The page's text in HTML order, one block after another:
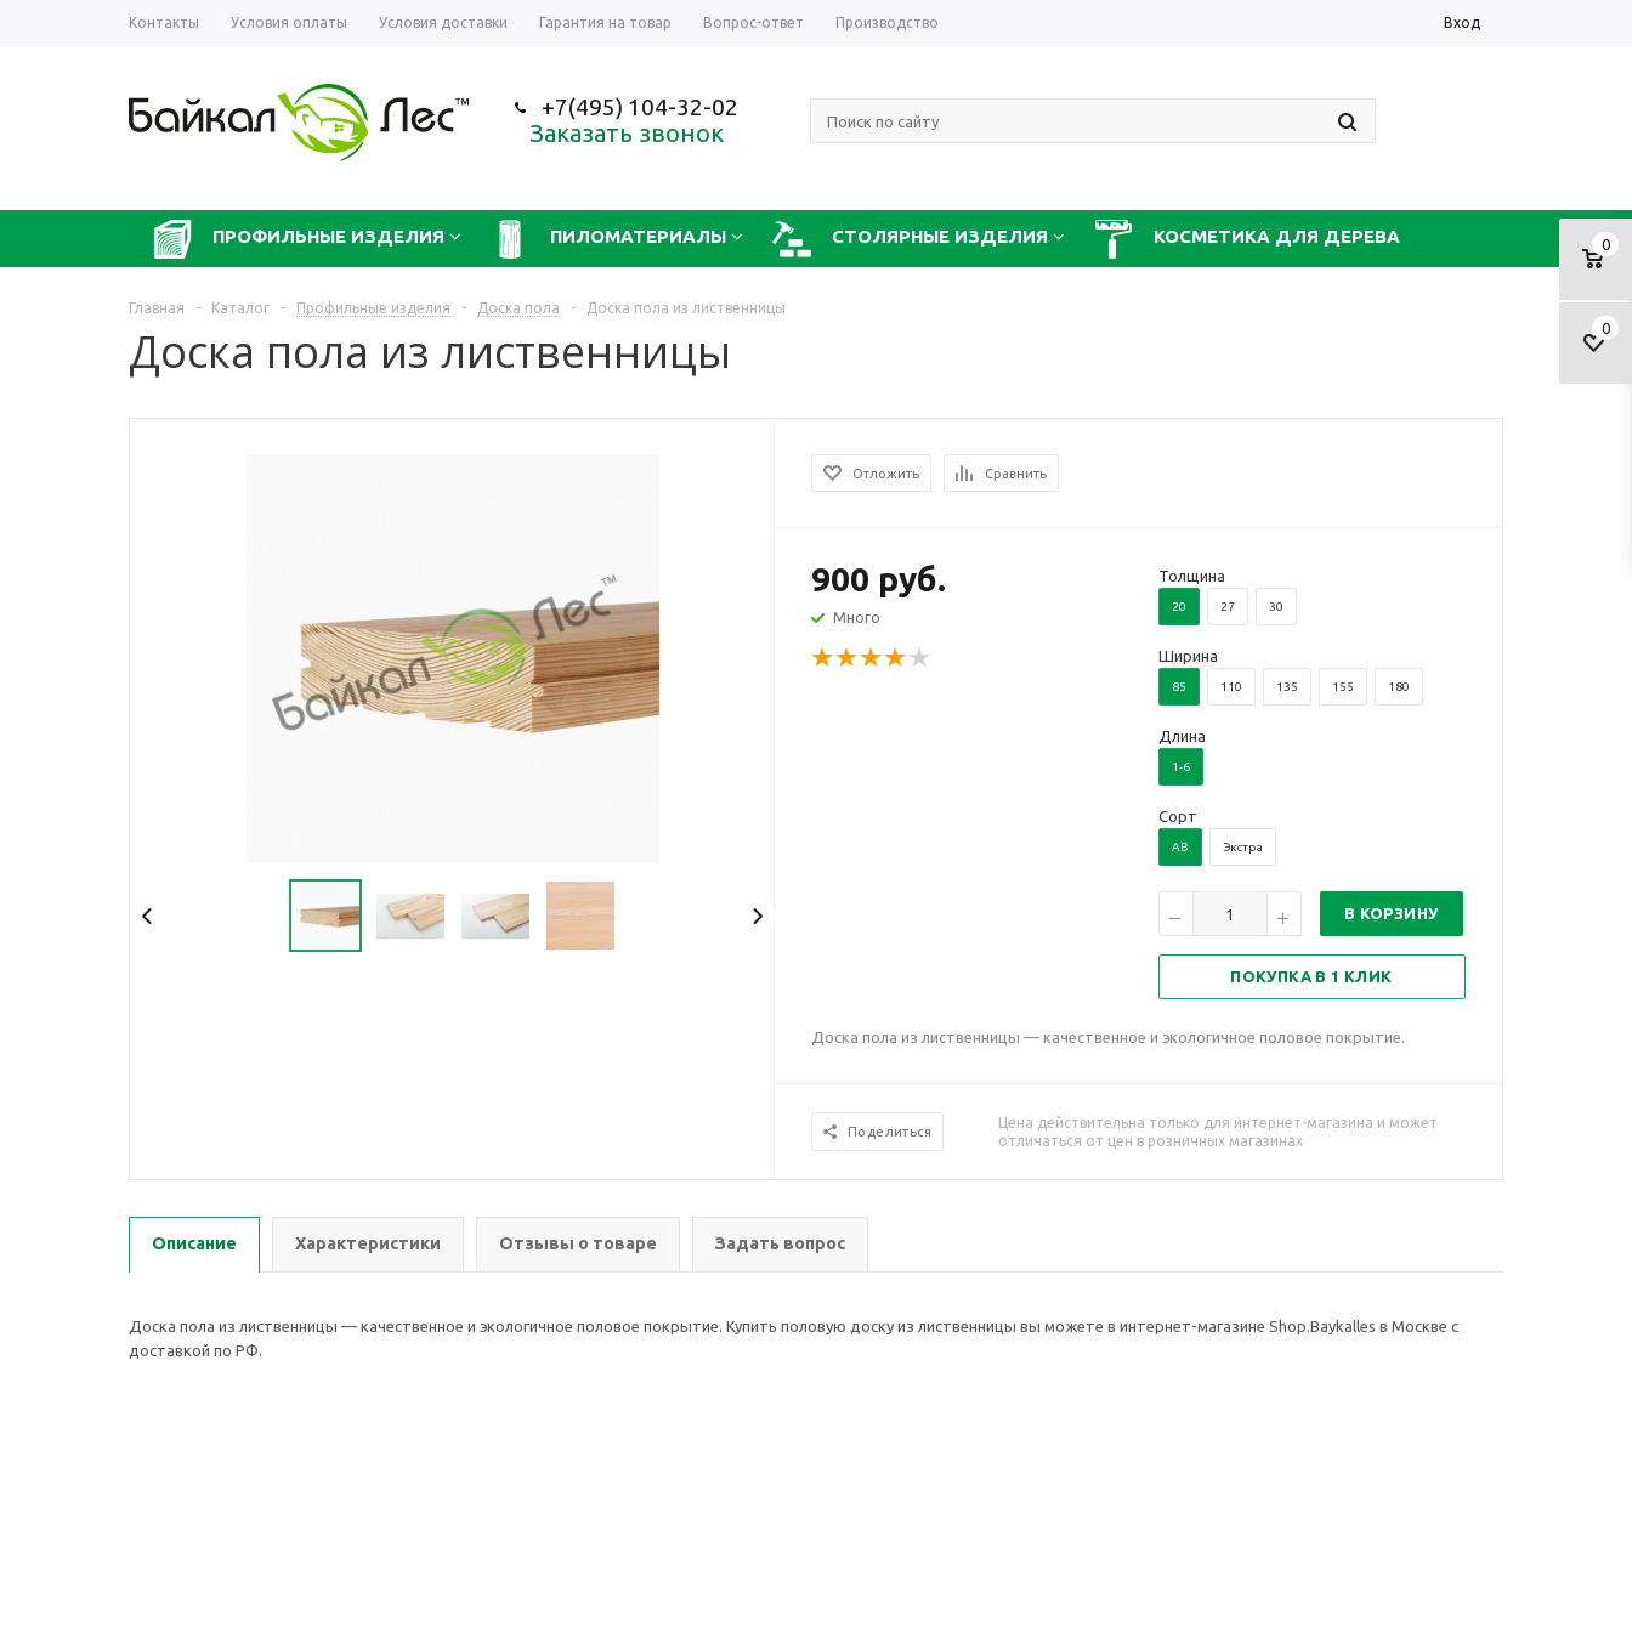
Контакты Условия оплаты Условия доставки Гарантия на товар Вопрос-ответ Производство Вход
+7(495) 104-32-02
Заказать звонок
0
0
ПРОФИЛЬНЫЕ ИЗДЕЛИЯ ПИЛОМАТЕРИАЛЫ СТОЛЯРНЫЕ ИЗДЕЛИЯ КОСМЕТИКА ДЛЯ ДЕРЕВА
Главная - Каталог - Профильные изделия - Доска пола - Доска пола из лиственницы
Доска пола из лиственницы
Отложить Сравнить
900 руб.
Много
Толщина
20 27 30
Ширина
85 110 135 155 180
Длина
1-6
Сорт
AB Экстра
В КОРЗИНУ
ПОКУПКА В 1 КЛИК
Доска пола из лиственницы — качественное и экологичное половое покрытие.
Поделиться
Цена действительна только для интернет-магазина и может
отличаться от цен в розничных магазинах
Описание Характеристики Отзывы о товаре Задать вопрос
Доска пола из лиственницы — качественное и экологичное половое покрытие. Купить половую доску из лиственницы вы можете в интернет-магазине Shop.Baykalles в Москве с
доставкой по РФ.